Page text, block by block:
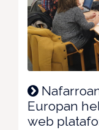
Europan
web